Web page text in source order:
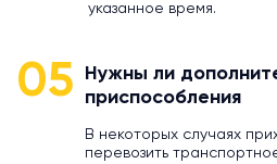
указанное время.
05
Нужны ли
приспособления
В некоторых случаях
перевозить